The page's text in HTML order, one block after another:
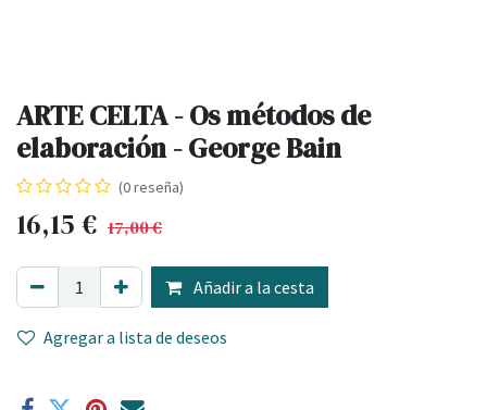
ARTE CELTA - Os métodos de
elaboración - George Bain
(0 reseña)
16,15 € 17,00€
Añadir a la cesta
Agregar a lista de deseos